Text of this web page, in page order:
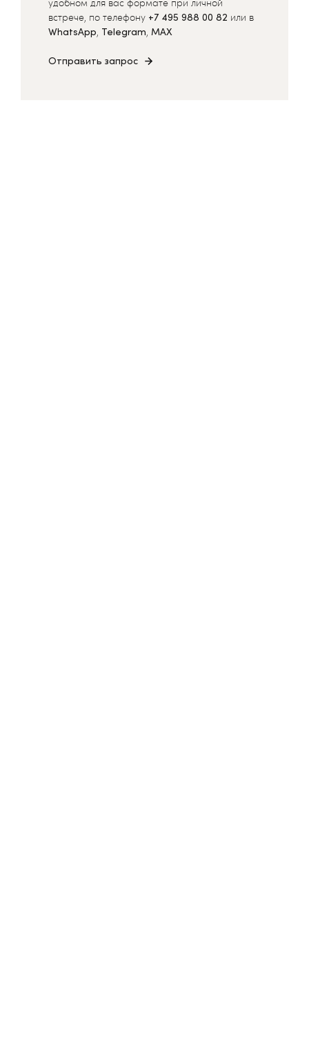
встрече, по телефону +7 495 988 00 82 или в
WhatsApp, Telegram, MAX
Отправить запрос